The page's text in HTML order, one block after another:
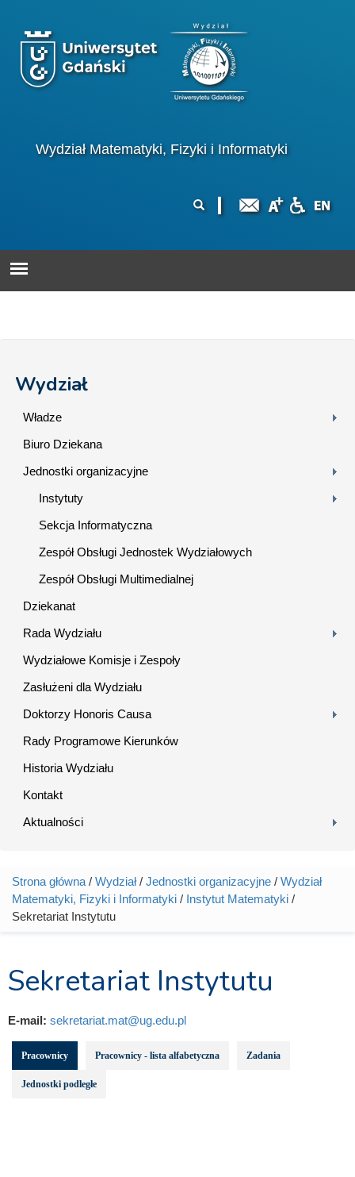
Wydział Matematyki, Fizyki i Informatyki
wyszukiwania
Wydział
Władze
Biuro Dziekana
Jednostki organizacyjne
Instytuty
Sekcja Informatyczna
Zespół Obsługi Jednostek Wydziałowych
Zespół Obsługi Multimedialnej
Dziekanat
Rada Wydziału
Wydziałowe Komisje i Zespoły
Zasłużeni dla Wydziału
Doktorzy Honoris Causa
Rady Programowe Kierunków
Historia Wydziału
Kontakt
Aktualności
Jesteś tutaj
Strona główna / Wydział/ Jednostki organizacyjne / Wydział
Matematyki, Fizyki i Informatyki / Instytut Matematyki /
Sekretariat Instytutu
Sekretariat Instytutu
E-mail: sekretariat.mat@ug.edu.pl
Pracownicy Pracownicy - lista alfabetyczna Zadania
Jednostki podległe